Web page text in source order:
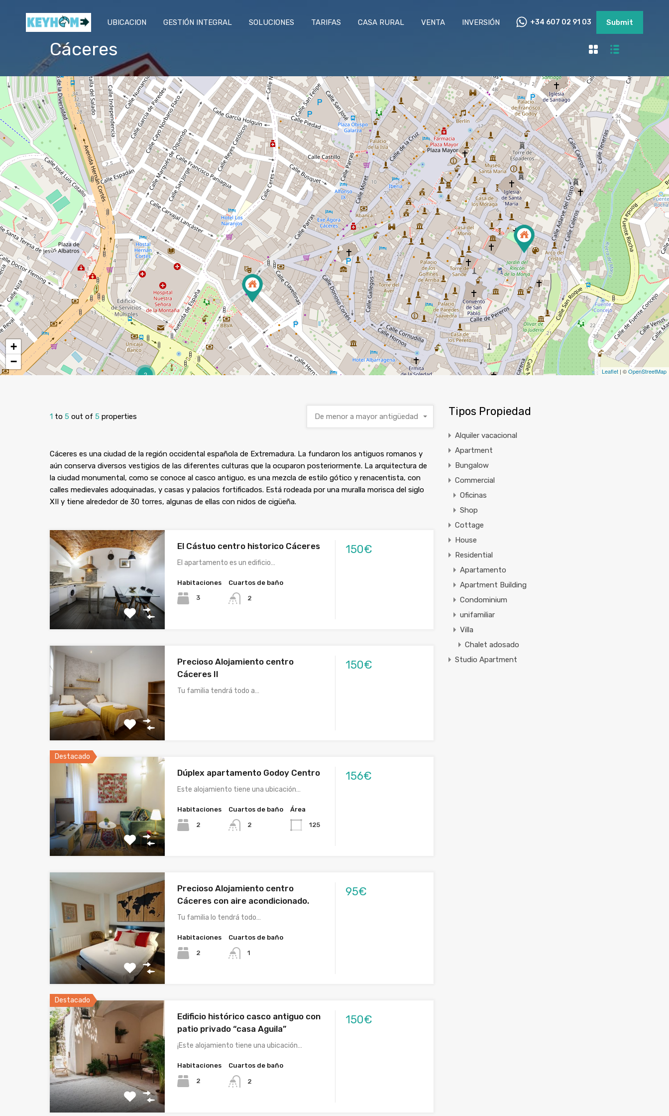
UBICACION GESTIÓN INTEGRAL SOLUCIONES TARIFAS CASA RURAL VENTA INVERSIÓN +34 607 02 91 03 Submit
Cáceres
2
+
−
Leaflet | ©OpenStreetMap
1 to 5 out of 5 properties De menor a mayor antigüedad
Cáceres es una ciudad de la región occidental española de Extremadura. La fundaron los antiguos romanos y
aún conserva diversos vestigios de las diferentes culturas que la ocuparon posteriormente. La arquitectura de
la ciudad monumental, como se conoce al casco antiguo, es una mezcla de estilo gótico y renacentista, con
calles medievales adoquinadas, y casas y palacios fortificados. Está rodeada por una muralla morisca del siglo
XII y tiene alrededor de 30 torres, algunas de ellas con nidos de cigüeña.
El Cástuo centro historico Cáceres
El apartamento es un edificio…
Habitaciones
3
Cuartos de baño
2
150€
Precioso Alojamiento centro
Cáceres II
Tu familia tendrá todo a…
150€
Destacado
Dúplex apartamento Godoy Centro
Este alojamiento tiene una ubicación…
Habitaciones
2
Cuartos de baño
2
Área
125
156€
Precioso Alojamiento centro
Cáceres con aire acondicionado.
Tu familia lo tendrá todo…
Habitaciones
2
Cuartos de baño
1
95€
Destacado
Edificio histórico casco antiguo con
patio privado “casa Aguila”
¡Este alojamiento tiene una ubicación…
Habitaciones
2
Cuartos de baño
2
150€
Tipos Propiedad
Alquiler vacacional
Apartment
Bungalow
Commercial
Oficinas
Shop
Cottage
House
Residential
Apartamento
Apartment Building
Condominium
unifamiliar
Villa
Chalet adosado
Studio Apartment